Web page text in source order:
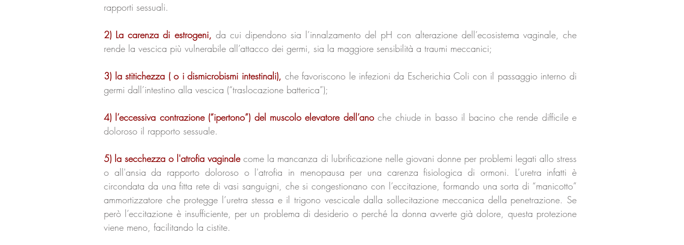
rapporti sessuali.
2) La carenza di estrogeni, da cui dipendono sia l’innalzamento del pH con alterazione dell’ecosistema vaginale, che
rende la vescica più vulnerabile all’attacco dei germi, sia la maggiore sensibilità a traumi meccanici;
3) la stitichezza ( o i dismicrobismi intestinali), che favoriscono le infezioni da Escherichia Coli con il passaggio interno di
germi dall’intestino alla vescica (“traslocazione batterica”);
4) l’eccessiva contrazione (“ipertono”) del muscolo elevatore dell’anoche chiude in basso il bacino che rende difficile e
doloroso il rapporto sessuale.
5) la secchezza o l'atrofia vaginalecome la mancanza di lubrificazione nelle giovani donne per problemi legati allo stress
o all'ansia da rapporto doloroso o l'atrofia in menopausa per una carenza fisiologica di ormoni. L’uretra infatti è
circondata da una fitta rete di vasi sanguigni, che si congestionano con l’eccitazione, formando una sorta di “manicotto”
ammortizzatore che protegge l’uretra stessa e il trigono vescicale dalla sollecitazione meccanica della penetrazione. Se
però l’eccitazione è insufficiente, per un problema di desiderio o perché la donna avverte già dolore, questa protezione
viene meno, facilitando la cistite.